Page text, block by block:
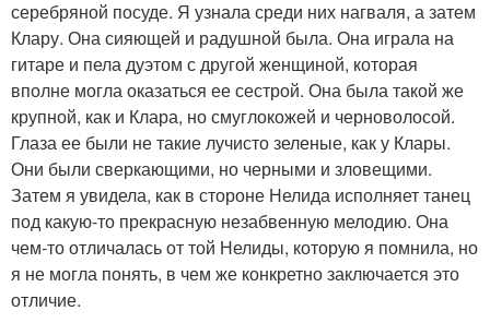
серебряной посуде. Я узнала среди них нагваля, а затем
Клару. Она сияющей и радушной была. Она играла на
гитаре и пела дуэтом с другой женщиной, которая
вполне могла оказаться ее сестрой. Она была такой же
крупной, как и Клара, но смуглокожей и черноволосой.
Глаза ее были не такие лучисто зеленые, как у Клары.
Они были сверкающими, но черными и зловещими.
Затем я увидела, как в стороне Нелида исполняет танец
под какую-то прекрасную незабвенную мелодию. Она
чем-то отличалась от той Нелиды, которую я помнила, но
я не могла понять, в чем же конкретно заключается это
отличие.